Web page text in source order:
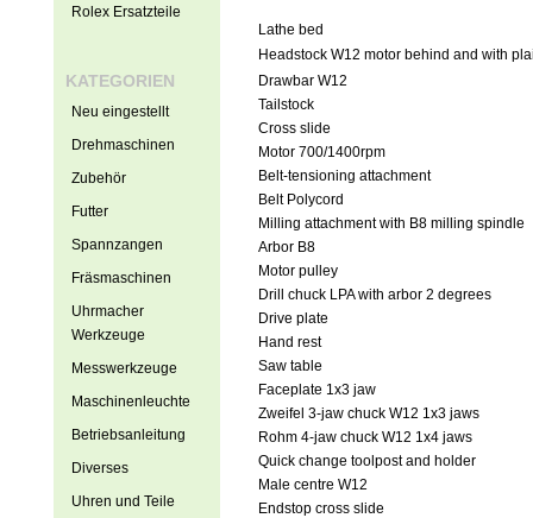
Lathe bed
Headstock W12 motor behind and with
Drawbar W12
Tailstock
Cross slide
Motor 700/1400rpm
Belt-tensioning attachment
Belt Polycord
Milling attachment with B8 milling spindle
Arbor B8
Motor pulley
Drill chuck LPA with arbor 2 degrees
Drive plate
Hand rest
Saw table
Faceplate 1x3 jaw
Zweifel 3-jaw chuck W12 1x3 jaws
Rohm 4-jaw chuck W12 1x4 jaws
Quick change toolpost and holder
Male centre W12
Endstop cross slide
Rolex Ersatzteile
KATEGORIEN
Neu eingestellt
Drehmaschinen
Zubehör
Futter
Spannzangen
Fräsmaschinen
Uhrmacher
Werkzeuge
Messwerkzeuge
Maschinenleuchte
Betriebsanleitung
Diverses
Uhren und Teile